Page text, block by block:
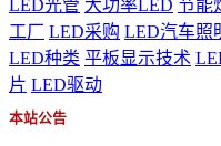
LED光管 大功率LED 节能
工厂 LED采购 LED汽车照
LED种类 平板显示技术
片 LED驱动
本站公告